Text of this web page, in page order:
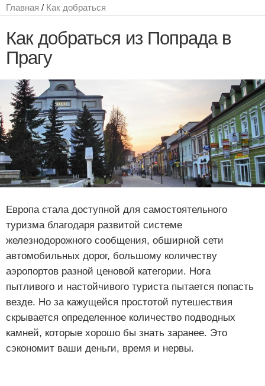
Главная / Как добраться
Как добраться из Попрада в
Прагу
Европа стала доступной для самостоятельного
туризма благодаря развитой системе
железнодорожного сообщения, обширной сети
автомобильных дорог, большому количеству
аэропортов разной ценовой категории. Нога
пытливого и настойчивого туриста пытается попасть
везде. Но за кажущейся простотой путешествия
скрывается определенное количество подводных
камней, которые хорошо бы знать заранее. Это
сэкономит ваши деньги, время и нервы.